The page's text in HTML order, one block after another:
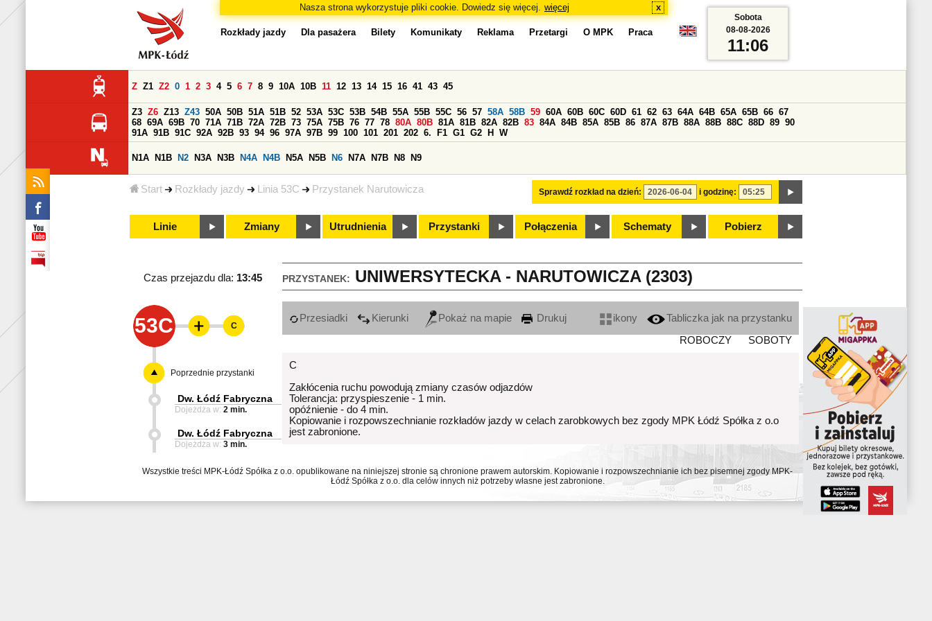
Nasza strona wykorzystuje pliki cookie. Dowiedz się więcej. więcej x
Start Rozkłady jazdy Linia 53C Przystanek Narutowicza
Rozkłady jazdy Dla pasażera Bilety Komunikaty Reklama Przetargi O MPK Praca
Sprawdź rozkład na dzień: i godzinę:
Z Z1 Z2 0 1 2 3 4 5 6 7 8 9 10A 10B 11 12 13 14 15 16 41 43 45
Z3 Z6 Z13 Z43 50A 50B 51A 51B 52 53A 53C 53B 54B 55A 55B 55C 56 57 58A 58B 59 60A 60B 60C 60D 61 62 63 64A 64B 65A 65B 66 67
68 69A 69B 70 71A 71B 72A 72B 73 75A 75B 76 77 78 80A 80B 81A 81B 82A 82B 83 84A 84B 85A 85B 86 87A 87B 88A 88B 88C 88D 89 90
91A 91B 91C 92A 92B 93 94 96 97A 97B 99 100 101 201 202 6. F1 G1 G2 H W
N1A N1B N2 N3A N3B N4A N4B N5A N5B N6 N7A N7B N8 N9
Linie Zmiany Utrudnienia Przystanki Połączenia Schematy Pobierz
Sobota
08-08-2026
11:06
PRZYSTANEK: UNIWERSYTECKA - NARUTOWICZA (2303)
Czas przejazdu dla: 13:45
53C Przesiadki Kierunki Pokaż na mapie Drukuj ikony
Tabliczka jak na przystanku
ROBOCZY
SOBOTY
C
Zakłócenia ruchu powodują zmiany czasów odjazdów
Tolerancja: przyspieszenie - 1 min.
opóźnienie - do 4 min.
Kopiowanie i rozpowszechnianie rozkładów jazdy w celach zarobkowych bez zgody MPK Łódź Spółka z o.o
jest zabronione.
C
Poprzednie przystanki
Dw. Łódź Fabryczna
Dojeżdża w: 2 min.
Dw. Łódź Fabryczna
Dojeżdża w: 3 min.
Wszystkie treści MPK-Łódź Spółka z o.o. opublikowane na niniejszej stronie są chronione prawem autorskim. Kopiowanie i rozpowszechnianie ich bez pisemnej zgody MPK-
Łódź Spółka z o.o. dla celów innych niż potrzeby własne jest zabronione.